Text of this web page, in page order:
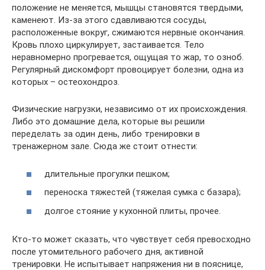
положение не меняется, мышцы становятся твердыми,
каменеют. Из-за этого сдавливаются сосуды,
расположенные вокруг, сжимаются нервные окончания.
Кровь плохо циркулирует, застаивается. Тело
неравномерно прогревается, ощущая то жар, то озноб.
Регулярный дискомфорт провоцирует болезни, одна из
которых – остеохондроз.
Физические нагрузки, независимо от их происхождения.
Либо это домашние дела, которые вы решили
переделать за один день, либо тренировки в
тренажерном зале. Сюда же стоит отнести:
длительные прогулки пешком;
переноска тяжестей (тяжелая сумка с базара);
долгое стояние у кухонной плиты, прочее.
Кто-то может сказать, что чувствует себя превосходно
после утомительного рабочего дня, активной
тренировки. Не испытывает напряжения ни в пояснице,